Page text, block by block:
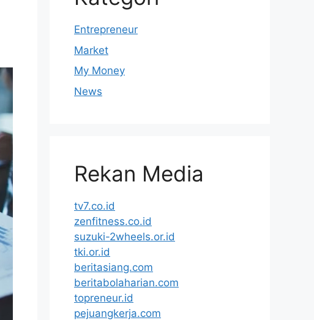
Entrepreneur
Market
My Money
News
Rekan Media
tv7.co.id
zenfitness.co.id
suzuki-2wheels.or.id
tki.or.id
beritasiang.com
beritabolaharian.com
topreneur.id
pejuangkerja.com